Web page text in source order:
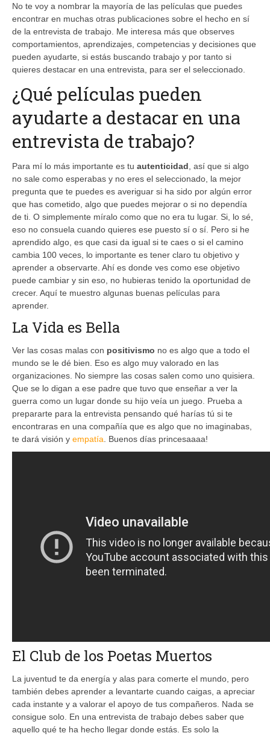
No te voy a nombrar la mayoría de las películas que puedes
encontrar en muchas otras publicaciones sobre el hecho en sí
de la entrevista de trabajo. Me interesa más que observes
comportamientos, aprendizajes, competencias y decisiones que
pueden ayudarte, si estás buscando trabajo y por tanto si
quieres destacar en una entrevista, para ser el seleccionado.
¿Qué películas pueden
ayudarte a destacar en una
entrevista de trabajo?
Para mí lo más importante es tu autenticidad , así que si algo
no sale como esperabas y no eres el seleccionado, la mejor
pregunta que te puedes es averiguar si ha sido por algún error
que has cometido, algo que puedes mejorar o si no dependía
de ti. O simplemente míralo como que no era tu lugar. Si, lo sé,
eso no consuela cuando quieres ese puesto sí o sí. Pero si he
aprendido algo, es que casi da igual si te caes o si el camino
cambia 100 veces, lo importante es tener claro tu objetivo y
aprender a observarte. Ahí es donde ves como ese objetivo
puede cambiar y sin eso, no hubieras tenido la oportunidad de
crecer. Aquí te muestro algunas buenas películas para
aprender.
La Vida es Bella
Ver las cosas malas con positivismo no es algo que a todo el
mundo se le dé bien. Eso es algo muy valorado en las
organizaciones. No siempre las cosas salen como uno quisiera.
Que se lo digan a ese padre que tuvo que enseñar a ver la
guerra como un lugar donde su hijo veía un juego. Prueba a
prepararte para la entrevista pensando qué harías tú si te
encontraras en una compañía que es algo que no imaginabas,
te dará visión y empatía . Buenos días princesaaaa!
El Club de los Poetas Muertos
La juventud te da energía y alas para comerte el mundo, pero
también debes aprender a levantarte cuando caigas, a apreciar
cada instante y a valorar el apoyo de tus compañeros. Nada se
consigue solo. En una entrevista de trabajo debes saber que
aquello qué te ha hecho llegar donde estás. Es solo la